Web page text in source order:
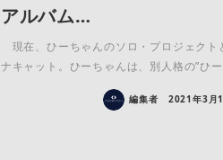
アルバム…
現在、ひーちゃんのソロ・プロジェクト
ナキャット。ひーちゃんは、別人格の”ひ
編集者 2021年3月